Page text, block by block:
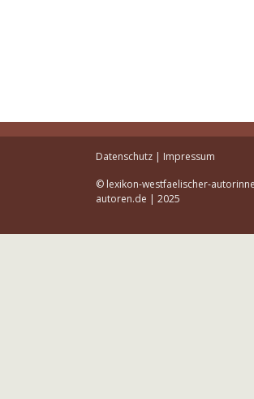
Datenschutz| Impressum
© lexikon-westfaelischer-
autoren.de | 2025